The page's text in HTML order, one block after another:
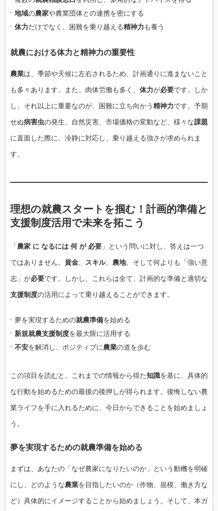
地域の農家や農業団体との連携を密にする
体力だけでなく、困難を乗り越える精神力も養う
就農における体力と精神力の重要性
農業は、季節や天候に左右されるため、計画通りに進まないこと
も多々あります。また、肉体労働も多く、 体力が必要です。しか
し、それ以上に重要なのが、困難に立ち向かう精神力です。予期
せぬ病害虫の発生、自然災害、市場価格の変動など、様々な課題
に直面した際に、冷静に対応し、乗り越える強さが求められま
す。
理想の就農スタートを掴む！計画的準備と
支援制度活用で未来を拓こう
「農家 に なるには 何 が 必要 」という問いに対し、答えは一つ
ではありません。 資金 スキル、 農地、そして何よりも「強い意
志」が必要です。しかし、これらは全て、計画的な準備と適切な
支援制度の活用によって乗り越えることができます。
夢を実現するための就農準備を始める
新規就農支援制度を最大限に活用する
不安を解消し、ポジティブに農業の道を歩む
この項目を読むと、これまでの情報から得た知識を基に、具体的
な行動を始めるための最後の後押しが得られます。後悔しない農
業ライフを手に入れるために、今日からできることを始めましょ
う。
夢を実現するための就農準備を始める
まずは、あなたの「なぜ農家になりたいのか」という動機を明確
にし、どのような農業を目指したいのか（作物、規模、働き方な
ど）具体的にイメージすることから始めましょう。そして、本ガ